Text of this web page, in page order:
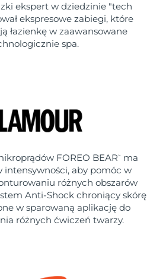
ekspert w dziedzinie "tech
ekspresowe zabiegi, które
łazienkę w zaawansowane
spa.
FOREO BEAR ™
ma
intensywności, aby pomóc w
różnych obszarów
Anti-Shock chroniący skórę
w sparowaną aplikację do
różnych ćwiczeń twarzy.